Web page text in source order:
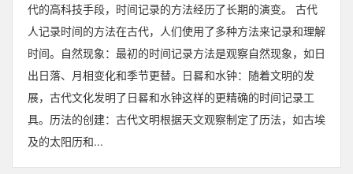
代的高科技手段，时间记录的方法经历了长期的演变。 古代
人记录时间的方法在古代，人们使用了多种方法来记录和理解
时间。自然现象：最初的时间记录方法是观察自然现象，如日
出日落、月相变化和季节更替。日晷和水钟：随着文明的发
展，古代文化发明了日晷和水钟这样的更精确的时间记录工
具。历法的创建：古代文明根据天文观察制定了历法，如古埃
及的太阳历和...